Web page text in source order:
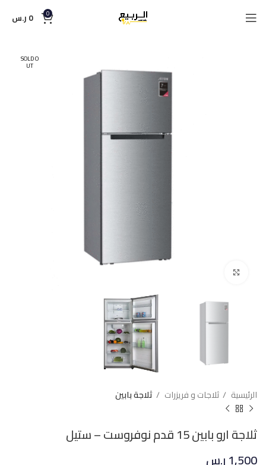
0
0 ر.س
SOLD O
UT
الرئيسية ثلاجات و فريزرات ثلاجة بابين
ثلاجة ارو بابين 15 قدم نوفروست – ستيل
1,500ر.س